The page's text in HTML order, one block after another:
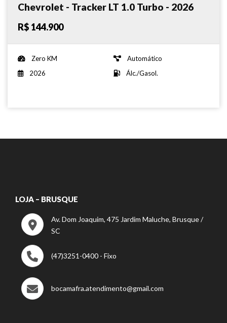
Chevrolet - Tracker LT 1.0 Turbo - 2026
R$ 144.900
Zero KM
Automático
2026
Álc./Gasol.
LOJA – BRUSQUE
Av. Dom Joaquim, 475 Jardim Maluche, Brusque /
SC
(47)3251-0400 - Fixo
bocamafra.atendimento@gmail.com